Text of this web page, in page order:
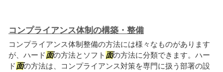
コンプライアンス体制の構築・整備
コンプライアンス体制整備の方法には様々なものがあります
が、ハード面の方法とソフト 面の方法に分類できます。ハー
ド面の方法は、コンプライアンス対策を専門に扱う部署の設